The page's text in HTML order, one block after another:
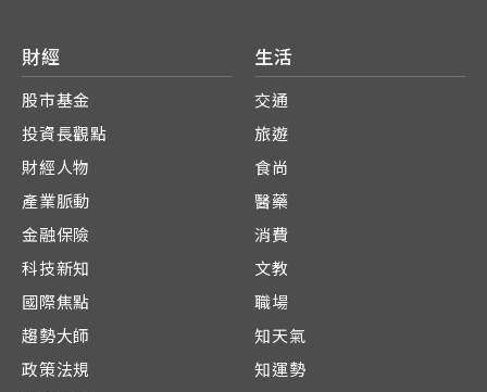
財經
股市基金
投資長觀點
財經人物
產業脈動
金融保險
科技新知
國際焦點
趨勢大師
政策法規
生活
交通
旅遊
食尚
醫藥
消費
文教
職場
知天氣
知運勢